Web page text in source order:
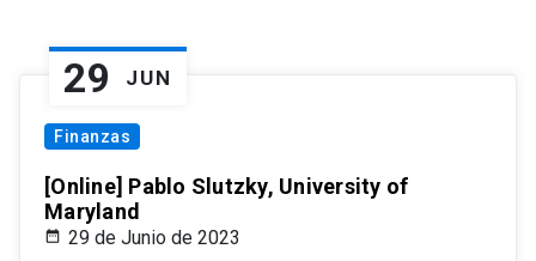
29 JUN
Finanzas
[Online] Pablo Slutzky, University of
Maryland
29 de Junio de 2023